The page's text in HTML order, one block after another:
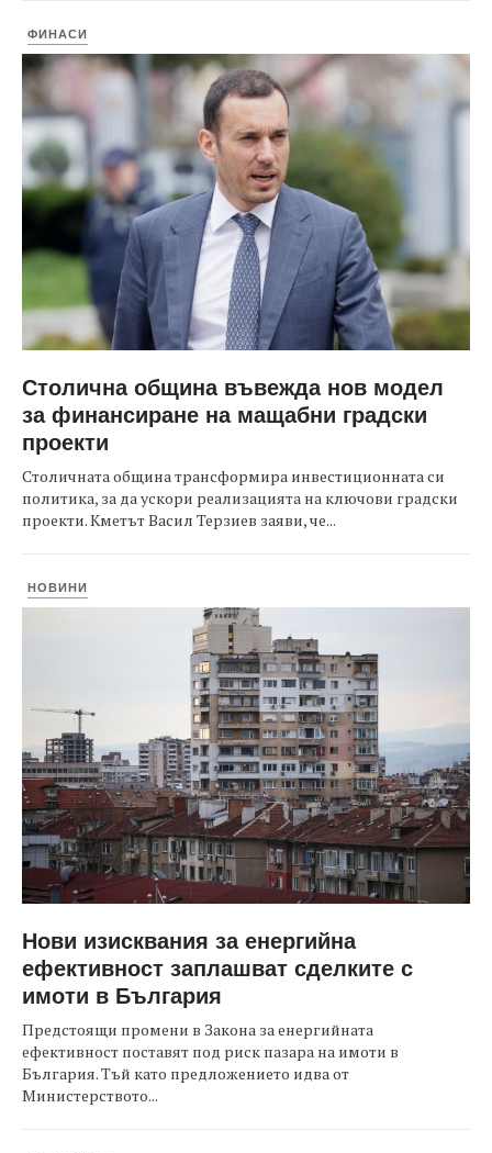
ФИНАСИ
Столична община въвежда нов модел
за финансиране на мащабни градски
проекти
Столичната община трансформира инвестиционната си
политика, за да ускори реализацията на ключови градски
проекти. Кметът Васил Терзиев заяви, че...
НОВИНИ
Нови изисквания за енергийна
ефективност заплашват сделките с
имоти в България
Предстоящи промени в Закона за енергийната
ефективност поставят под риск пазара на имоти в
България. Тъй като предложението идва от
Министерството...